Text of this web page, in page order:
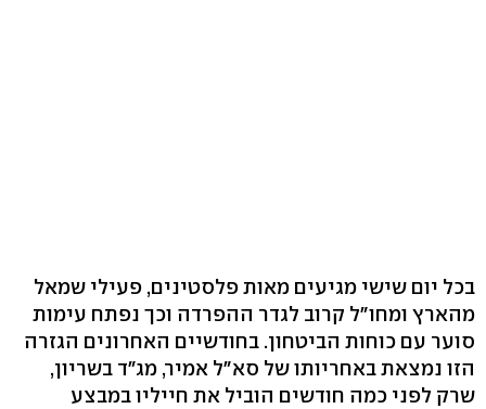
בכל יום שישי מגיעים מאות פלסטינים, פעילי שמאל
מהארץ ומחו"ל קרוב לגדר ההפרדה וכך נפתח עימות
סוער עם כוחות הביטחון. בחודשיים האחרונים הגזרה
הזו נמצאת באחריותו של סא"ל אמיר, מג"ד בשריון,
שרק לפני כמה חודשים הוביל את חייליו במבצע